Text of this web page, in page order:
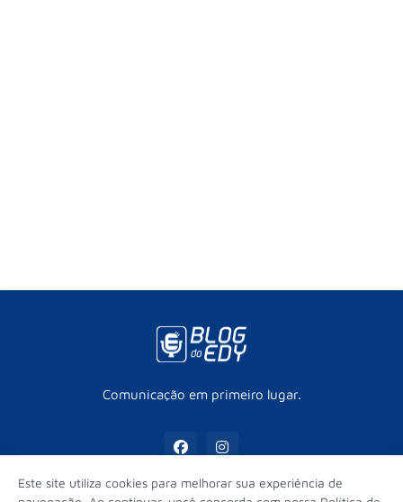
Comunicação em primeiro lugar.
Este site utiliza cookies para melhorar sua experiência de